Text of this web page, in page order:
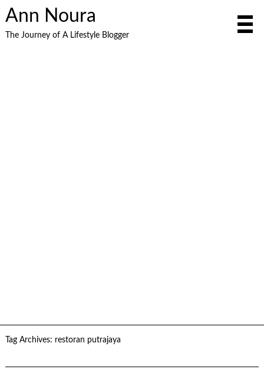
Ann Noura
The Journey of A Lifestyle Blogger
Tag Archives: restoran putrajaya